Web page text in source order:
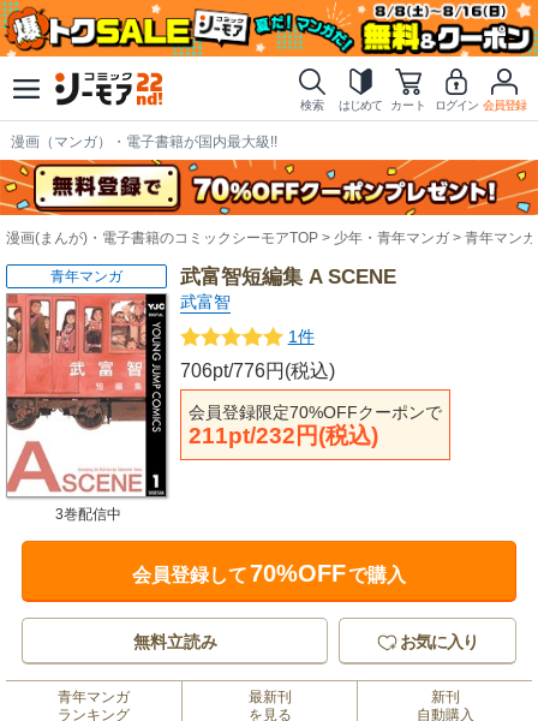
検索 はじめて カート ログイン 会員登録
漫画（マンガ）・電子書籍が国内最大級!!
漫画(まんが)・電子書籍のコミックシーモアTOP 少年・青年マンガ 青年マンガ
武富智短編集 A SCENE
武富智
1件
706pt/776円(税込)
会員登録限定70%OFFクーポンで
211pt/232円(税込)
青年マンガ
3巻配信中
会員登録して70%OFFで購入
無料立読み お気に入り
青年マンガ
ランキング
最新刊
を見る
新刊
自動購入